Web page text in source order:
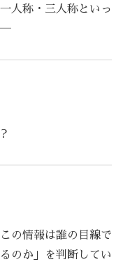
人称・三人称といっ
の情報は誰の目線で
のか」を判断してい